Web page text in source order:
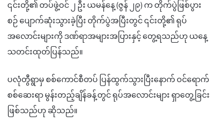
၎င်းတို့၏ တပ်ဖွဲ့ဝင် ၂ ဦး ယမန်နေ့ (ဇွန် ၂၉) က တိုက်ပွဲဖြစ်ပွား
စဉ် ပျောက်ဆုံးသွားခဲ့ပြီး တိုက်ပွဲအပြီးတွင် ၎င်းတို့၏ ရုပ်
အလောင်းများကို ဒဏ်ရာအများအပြားနှင့် တွေ့ရသည်ဟု ယနေ့
သတင်းထုတ်ပြန်သည်။
ပလုံတွီရွာမှ စစ်ကောင်စီတပ် ပြန်ထွက်သွားပြီးနောက် ဝင်ရောက်
စစ်ဆေးရာ မွန်းတည့်ချိန်ခန့်တွင် ရုပ်အလောင်းများ ရှာတွေ့ခြင်း
ဖြစ်သည်ဟု ဆိုသည်။